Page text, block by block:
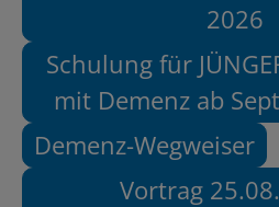
2026
Schulung für
mit Demenz ab
Demenz-Wegweiser
Vortrag